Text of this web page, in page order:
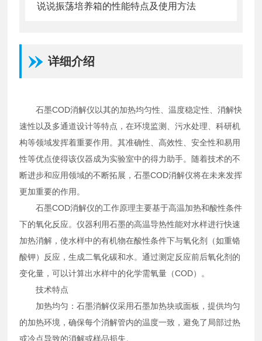
说说振荡培养箱的性能特点及使用方法
详细介绍
石墨COD消解仪以其的加热均匀性、温度稳定性、消解快
速性以及多通道设计等特点，在环境监测、污水处理、科研机
构等领域发挥着重要作用。其准确性、高效性、安全性和易用
性等优点使得该仪器成为实验室中的得力助手。随着技术的不
断进步和应用领域的不断拓展，石墨COD消解仪将在未来发挥
更加重要的作用。
石墨COD消解仪的工作原理主要基于高温加热和酸性条件
下的氧化反应。仪器利用石墨的高温导热性能对水样进行快速
加热消解，使水样中的有机物在酸性条件下与氧化剂（如重铬
酸钾）反应，生成二氧化碳和水。通过测定反应前后氧化剂的
变化量，可以计算出水样中的化学需氧量（COD）。
技术特点
加热均匀：石墨消解仪采用石墨加热块或面板，提供均匀
的加热环境，确保每个消解管内的温度一致，避免了局部过热
或冷点导致的消解或样品损失。